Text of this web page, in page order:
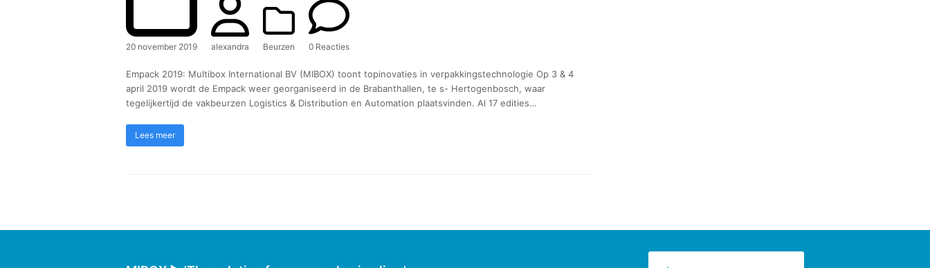
20 november 2019 alexandra Beurzen 0 Reacties
Empack 2019: Multibox International BV (MIBOX) toont topinovaties in verpakkingstechnologie Op 3 & 4
april 2019 wordt de Empack weer georganiseerd in de Brabanthallen, te s- Hertogenbosch, waar
tegelijkertijd de vakbeurzen Logistics & Distribution en Automation plaatsvinden. Al 17 edities…
Lees meer